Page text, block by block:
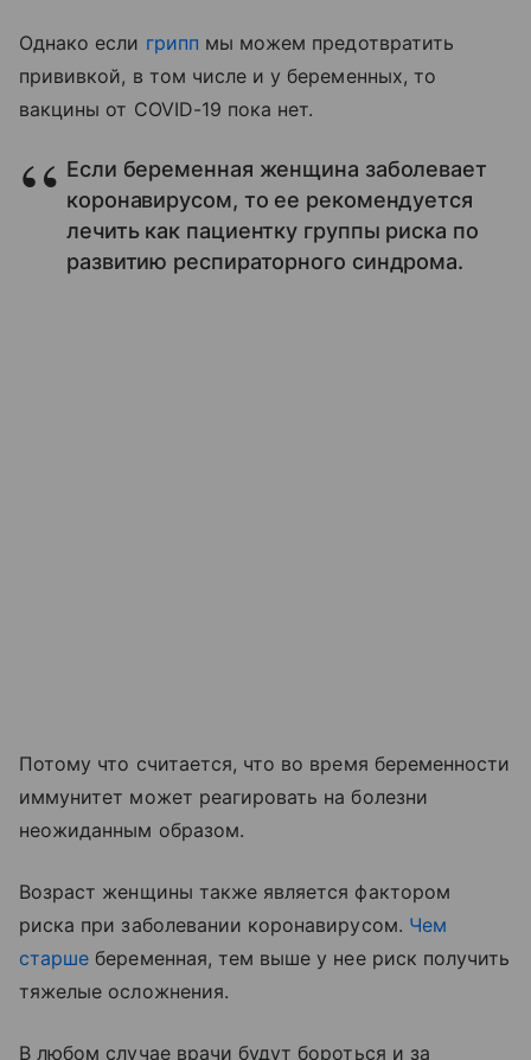
Однако если грипп мы можем предотвратить
прививкой, в том числе и у беременных, то
вакцины от COVID-19 пока нет.
Если беременная женщина заболевает
коронавирусом, то ее рекомендуется
лечить как пациентку группы риска по
развитию респираторного синдрома.
Потому что считается, что во время беременности
иммунитет может реагировать на болезни
неожиданным образом.
Возраст женщины также является фактором
риска при заболевании коронавирусом. Чем
старше беременная, тем выше у нее риск получить
тяжелые осложнения.
В любом случае врачи будут бороться и за